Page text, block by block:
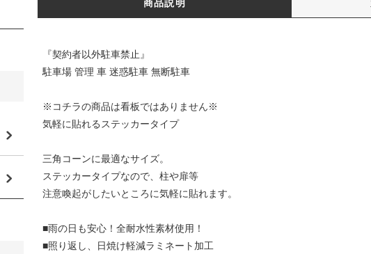
商品説明
『契約者以外駐車禁止』
駐車場 管理 車 迷惑駐車 無断駐車
※コチラの商品は看板ではありません※
気軽に貼れるステッカータイプ
三角コーンに最適なサイズ。
ステッカータイプなので、柱や扉等
注意喚起がしたいところに気軽に貼れます。
■雨の日も安心！全耐水性素材使用！
■照り返し、日焼け軽減ラミネート加工